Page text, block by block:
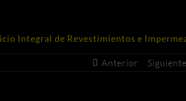
Integral de Revestimientos e
Anterior Siguiente